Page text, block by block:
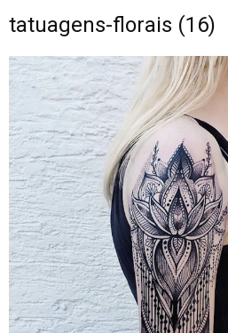
tatuagens-florais (16)